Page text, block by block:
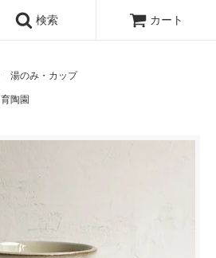
検索 カート
湯のみ・カップ
育陶園